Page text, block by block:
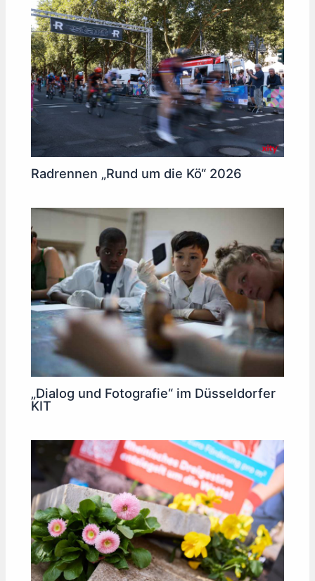
Radrennen „Rund um die Kö“ 2026
„Dialog und Fotografie“ im Düsseldorfer
KIT